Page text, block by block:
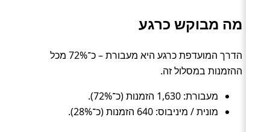
מה מבוקש כרגע
הדרך המועדפת כרגע היא מעבורת – כ־72% מכל
ההזמנות במסלול זה.
מעבורת: 1,630 הזמנות (כ־72%).
מונית / מיניבוס: 640 הזמנות (כ־28%).